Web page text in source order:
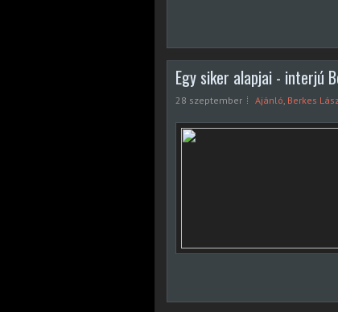
Egy siker alapjai - interjú
28 szeptember Ajánló, Berkes